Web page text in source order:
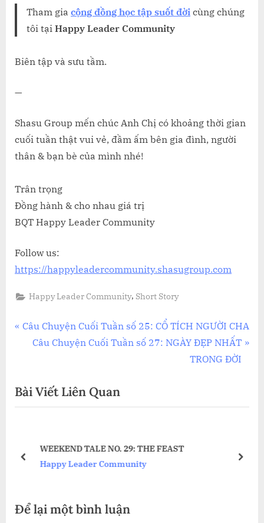
Tham gia cộng đồng học tập suốt đời cùng chúng
tôi tại Happy Leader Community
Biên tập và sưu tầm.
—
Shasu Group mến chúc Anh Chị có khoảng thời gian
cuối tuần thật vui vẻ, đầm ấm bên gia đình, người
thân & bạn bè của mình nhé!
Trân trọng
Đồng hành & cho nhau giá trị
BQT Happy Leader Community
Follow us:
https://happyleadercommunity.shasugroup.com
Happy Leader Community, Short Story
Điều
viết
P
i
o
P
t
Câu Chuyện Cuối Tuần số 25: CỔ TÍCH NGƯỜI CHA
N
t
P
Câu Chuyện Cuối Tuần số 27: NGÀY ĐẸP NHẤT
TRONG ĐỜI
Bài Viết Liên Quan
WEEKEND TALE NO. 29: THE FEAST
Happy Leader Community
prev next
Để lại một bình luận